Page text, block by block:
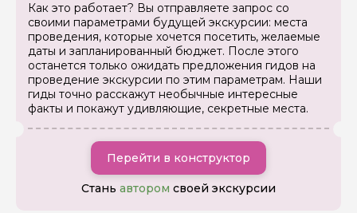
Как это работает? Вы отправляете запрос со
своими параметрами будущей экскурсии: места
проведения, которые хочется посетить, желаемые
даты и запланированный бюджет. После этого
останется только ожидать предложения гидов на
проведение экскурсии по этим параметрам. Наши
гиды точно расскажут необычные интересные
факты и покажут удивляющие, секретные места.
Перейти в конструктор
Стань автором своей экскурсии
Вопросы и комментарии
Если у вас есть интересующие вопросы, можете их
задать
Я даю своё согласие на обработку персональных